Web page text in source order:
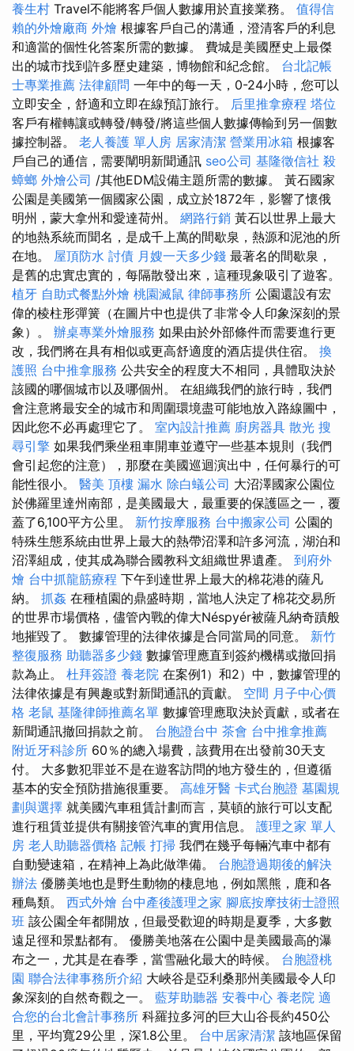
養生村 Travel不能將客戶個人數據用於直接業務。 值得信
賴的外燴廠商 外燴 根據客戶自己的溝通，澄清客戶的利息
和適當的個性化答案所需的數據。 費城是美國歷史上最傑
出的城市找到許多歷史建築，博物館和紀念館。 台北記帳
士專業推薦 法律顧問 一年中的每一天，0-24小時，您可以
立即安全，舒適和立即在線預訂旅行。 后里推拿療程 塔位
客戶有權轉讓或轉發/轉發/將這些個人數據傳輸到另一個數
據控制器。 老人養護 單人房 居家清潔 營業用冰箱 根據客
戶自己的通信，需要闡明新聞通訊 seo公司 基隆徵信社 殺
蟑螂 外燴公司 /其他EDM設備主題所需的數據。 黃石國家
公園是美國第一個國家公園，成立於1872年，影響了懷俄
明州，蒙大拿州和愛達荷州。 網路行銷 黃石以世界上最大
的地熱系統而聞名，是成千上萬的間歇泉，熱源和泥池的所
在地。 屋頂防水 討債 月嫂一天多少錢 最著名的間歇泉，
是舊的忠實忠實的，每隔散發出來，這種現象吸引了遊客。
植牙 自助式餐點外燴 桃園滅鼠 律師事務所 公園還設有宏
偉的棱柱形彈簧（在圖片中也提供了非常令人印象深刻的景
象）。 辦桌專業外燴服務 如果由於外部條件而需要進行更
改，我們將在具有相似或更高舒適度的酒店提供住宿。 換
護照 台中推拿服務 公共安全的程度大不相同，具體取決於
該國的哪個城市以及哪個州。 在組織我們的旅行時，我們
會注意將最安全的城市和周圍環境盡可能地放入路線圖中，
因此您不必再處理它了。 室內設計推薦 廚房器具 散光 搜
尋引擎 如果我們乘坐租車開車並遵守一些基本規則（我們
會引起您的注意），那麼在美國巡迴演出中，任何暴行的可
能性很小。 醫美 頂樓 漏水 除白蟻公司 大沼澤國家公園位
於佛羅里達州南部，是美國最大，最重要的保護區之一，覆
蓋了6,100平方公里。 新竹按摩服務 台中搬家公司 公園的
特殊生態系統由世界上最大的熱帶沼澤和許多河流，湖泊和
沼澤組成，使其成為聯合國教科文組織世界遺產。 到府外
燴 台中抓龍筋療程 下午到達世界上最大的棉花港的薩凡
納。 抓姦 在種植園的鼎盛時期，當地人決定了棉花交易所
的世界市場價格，儘管內戰的偉大Néspyér被薩凡納奇蹟般
地摧毀了。 數據管理的法律依據是合同當局的同意。 新竹
整復服務 助聽器多少錢 數據管理應直到簽約機構或撤回捐
款為止。 杜拜簽證 養老院 在案例1）和2）中，數據管理的
法律依據是有興趣或對新聞通訊的貢獻。 空間 月子中心價
格 老鼠 基隆律師推薦名單 數據管理應取決於貢獻，或者在
新聞通訊撤回捐款之前。 台胞證台中 茶會 台中推拿推薦
附近牙科診所 60％的總入場費，該費用在出發前30天支
付。 大多數犯罪並不是在遊客訪問的地方發生的，但遵循
基本的安全預防措施很重要。 高雄牙醫 卡式台胞證 墓園規
劃與選擇 就美國汽車租賃計劃而言，莫頓的旅行可以支配
進行租賃並提供有關接管汽車的實用信息。 護理之家 單人
房 老人助聽器價格 記帳 打掃 我們在幾乎每輛汽車中都有
自動變速箱，在精神上為此做準備。 台胞證過期後的解決
辦法 優勝美地也是野生動物的棲息地，例如黑熊，鹿和各
種鳥類。 西式外燴 台中產後護理之家 腳底按摩技術士證照
班 該公園全年都開放，但最受歡迎的時期是夏季，大多數
遠足徑和景點都有。 優勝美地落在公園中是美國最高的瀑
布之一，尤其是在春季，當雪融化最大的時候。 台胞證桃
園 聯合法律事務所介紹 大峽谷是亞利桑那州美國最令人印
象深刻的自然奇觀之一。 藍芽助聽器 安養中心 養老院 適
合您的台北會計事務所 科羅拉多河的巨大山谷長約450公
里，平均寬29公里，深1.8公里。 台中居家清潔 該地區保留